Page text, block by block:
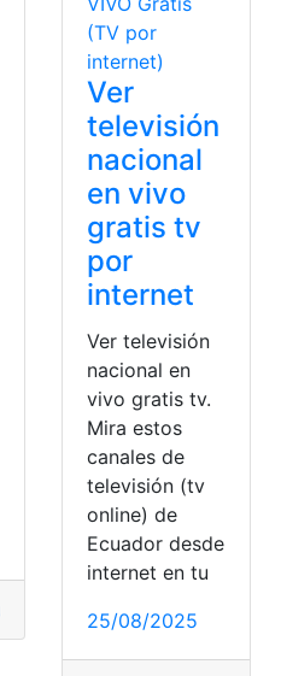
computadora ,Latina TV
Ver
televisión
nacional
en vivo
gratis tv
por
internet
Ver televisión
nacional en
vivo gratis tv.
Mira estos
canales de
televisión (tv
online) de
Ecuador desde
internet en tu
25/08/2025